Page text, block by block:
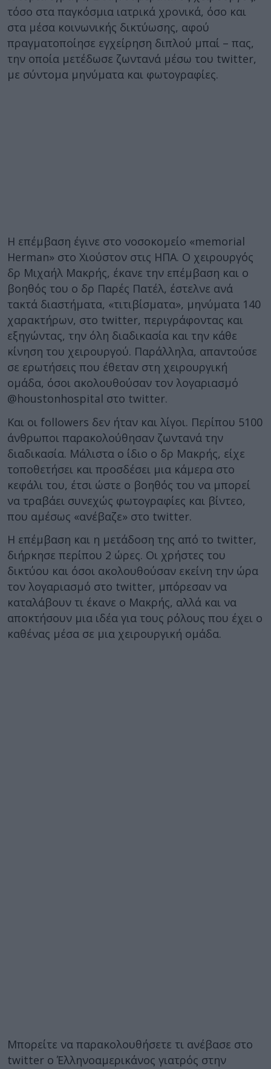
τόσο στα παγκόσμια ιατρικά χρονικά, όσο και
στα μέσα κοινωνικής δικτύωσης, αφού
πραγματοποίησε εγχείρηση διπλού μπαί – πας,
την οποία μετέδωσε ζωντανά μέσω του twitter,
με σύντομα μηνύματα και φωτογραφίες.
Η επέμβαση έγινε στο νοσοκομείο «memorial
Herman» στο Χιούστον στις ΗΠΑ. Ο χειρουργός
δρ Μιχαήλ Μακρής, έκανε την επέμβαση και ο
βοηθός του ο δρ Παρές Πατέλ, έστελνε ανά
τακτά διαστήματα, «τιτιβίσματα», μηνύματα 140
χαρακτήρων, στο twitter, περιγράφοντας και
εξηγώντας, την όλη διαδικασία και την κάθε
κίνηση του χειρουργού. Παράλληλα, απαντούσε
σε ερωτήσεις που έθεταν στη χειρουργική
ομάδα, όσοι ακολουθούσαν τον λογαριασμό
@houstonhospital στο twitter.
Και οι followers δεν ήταν και λίγοι. Περίπου 5100
άνθρωποι παρακολούθησαν ζωντανά την
διαδικασία. Μάλιστα ο ίδιο ο δρ Μακρής, είχε
τοποθετήσει και προσδέσει μια κάμερα στο
κεφάλι του, έτσι ώστε ο βοηθός του να μπορεί
να τραβάει συνεχώς φωτογραφίες και βίντεο,
που αμέσως «ανέβαζε» στο twitter.
Η επέμβαση και η μετάδοση της από το twitter,
διήρκησε περίπου 2 ώρες. Οι χρήστες του
δικτύου και όσοι ακολουθούσαν εκείνη την ώρα
τον λογαριασμό στο twitter, μπόρεσαν να
καταλάβουν τι έκανε ο Μακρής, αλλά και να
αποκτήσουν μια ιδέα για τους ρόλους που έχει ο
καθένας μέσα σε μια χειρουργική ομάδα.
Μπορείτε να παρακολουθήσετε τι ανέβασε στο
twitter ο Έλληνοαμερικάνος γιατρός στην